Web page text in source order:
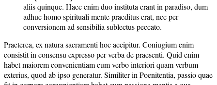
aliis quinque. Haec enim duo instituta erant in paradiso, dum
adhuc homo spirituali mente praeditus erat, nec per
conversionem ad sensibilia sublectus peccato.
Praeterea, ex natura sacramenti hoc accipitur. Coniugium enim
consistit in consensu expresso per verba de praesenti. Quid enim
habet maiorem convenientiam cum verbo interiori quam verbum
exterius, quod ab ipso generatur. Similiter in Poenitentia, passio quae